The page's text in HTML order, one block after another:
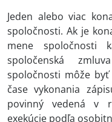
Jeden alebo viac
spoločnosti. Ak je
mene spoločnosti
spoločenská
spoločnosti môže
čase vykonania
povinný vedená v
exekúcie podľa